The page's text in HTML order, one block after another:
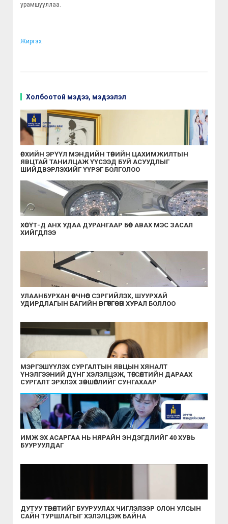
урамшууллаа.
Жиргэх
Холбоотой мэдээ, мэдээлэл
ӨРХИЙН ЭРҮҮЛ МЭНДИЙН ТӨВИЙН ЦАХИМЖИЛТЫН
ЯВЦТАЙ ТАНИЛЦАЖ ҮҮСЭЭД БУЙ АСУУДЛЫГ
ШИЙДВЭРЛЭХИЙГ ҮҮРЭГ БОЛГОЛОО
ХӨСҮТ-Д АНХ УДАА ДУРАНГААР БӨӨР АВАХ МЭС ЗАСАЛ
ХИЙГДЛЭЭ
УЛААНБУРХАН ӨВЧНӨӨС СЭРГИЙЛЭХ, ШУУРХАЙ
УДИРДЛАГЫН БАГИЙН ӨРГӨТГӨСӨН ХУРАЛ БОЛЛОО
МЭРГЭШҮҮЛЭХ СУРГАЛТЫН ЯВЦЫН ХЯНАЛТ
ҮНЭЛГЭЭНИЙ ДҮНГ ХЭЛЭЛЦЭЖ, ТӨГСӨЛТИЙН ДАРААХ
СУРГАЛТ ЭРХЛЭХ ЗӨВШӨӨРЛИЙГ СУНГАХААР
ИМЖ ЭХ АСАРГАА НЬ НЯРАЙН ЭНДЭГДЛИЙГ 40 ХУВЬ
БУУРУУЛДАГ
ДУТУУ ТӨРӨЛТИЙГ БУУРУУЛАХ ЧИГЛЭЛЭЭР ОЛОН УЛСЫН
САЙН ТУРШЛАГЫГ ХЭЛЭЛЦЭЖ БАЙНА